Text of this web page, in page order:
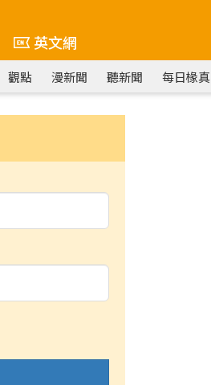
英文網
觀點 漫新聞 聽新聞 每日椽真